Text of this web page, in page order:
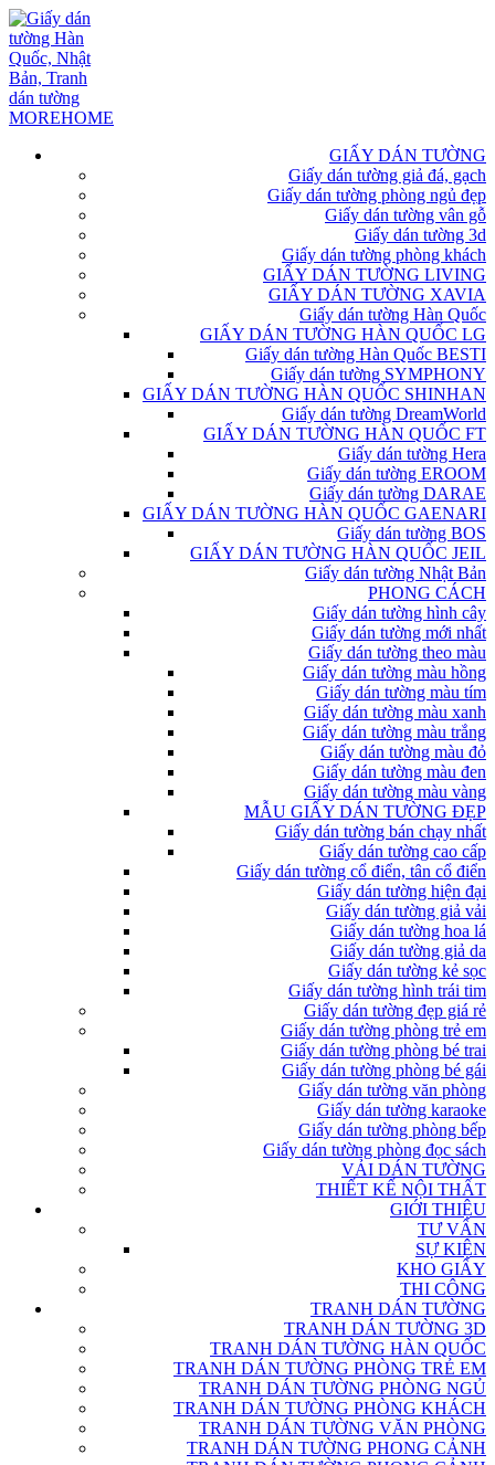
GIẤY DÁN TƯỜNG
Giấy dán tường giả đá, gạch
Giấy dán tường phòng ngủ đẹp
Giấy dán tường vân gỗ
Giấy dán tường 3d
Giấy dán tường phòng khách
GIẤY DÁN TƯỜNG LIVING
GIẤY DÁN TƯỜNG XAVIA
Giấy dán tường Hàn Quốc
GIẤY DÁN TƯỜNG HÀN QUỐC LG
Giấy dán tường Hàn Quốc BESTI
Giấy dán tường SYMPHONY
GIẤY DÁN TƯỜNG HÀN QUỐC SHINHAN
Giấy dán tường DreamWorld
GIẤY DÁN TƯỜNG HÀN QUỐC FT
Giấy dán tường Hera
Giấy dán tường EROOM
Giấy dán tường DARAE
GIẤY DÁN TƯỜNG HÀN QUỐC GAENARI
Giấy dán tường BOS
GIẤY DÁN TƯỜNG HÀN QUỐC JEIL
Giấy dán tường Nhật Bản
PHONG CÁCH
Giấy dán tường hình cây
Giấy dán tường mới nhất
Giấy dán tường theo màu
Giấy dán tường màu hồng
Giấy dán tường màu tím
Giấy dán tường màu xanh
Giấy dán tường màu trắng
Giấy dán tường màu đỏ
Giấy dán tường màu đen
Giấy dán tường màu vàng
MẪU GIẤY DÁN TƯỜNG ĐẸP
Giấy dán tường bán chạy nhất
Giấy dán tường cao cấp
Giấy dán tường cổ điển, tân cổ điển
Giấy dán tường hiện đại
Giấy dán tường giả vải
Giấy dán tường hoa lá
Giấy dán tường giả da
Giấy dán tường kẻ sọc
Giấy dán tường hình trái tim
Giấy dán tường đẹp giá rẻ
Giấy dán tường phòng trẻ em
Giấy dán tường phòng bé trai
Giấy dán tường phòng bé gái
Giấy dán tường văn phòng
Giấy dán tường karaoke
Giấy dán tường phòng bếp
Giấy dán tường phòng đọc sách
VẢI DÁN TƯỜNG
THIẾT KẾ NỘI THẤT
GIỚI THIỆU
TƯ VẤN
SỰ KIỆN
KHO GIẤY
THI CÔNG
TRANH DÁN TƯỜNG
TRANH DÁN TƯỜNG 3D
TRANH DÁN TƯỜNG HÀN QUỐC
TRANH DÁN TƯỜNG PHÒNG TRẺ EM
TRANH DÁN TƯỜNG PHÒNG NGỦ
TRANH DÁN TƯỜNG PHÒNG KHÁCH
TRANH DÁN TƯỜNG VĂN PHÒNG
TRANH DÁN TƯỜNG PHONG CẢNH